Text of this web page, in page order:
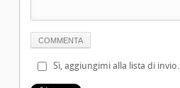
Sì, aggiungimi alla lista di invio.